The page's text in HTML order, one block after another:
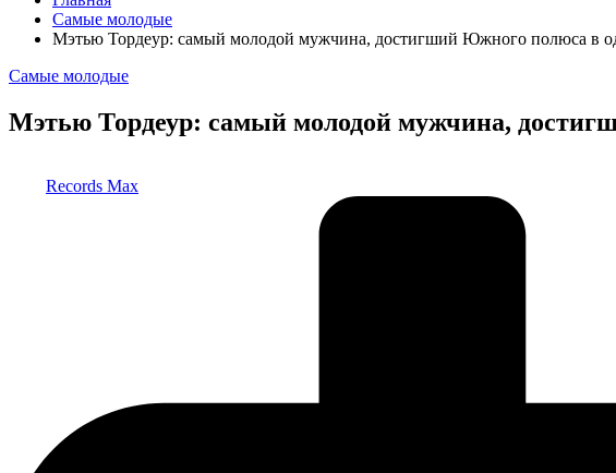
Самые молодые
Мэтью Тордеур: самый молодой мужчина, достигший Южного полюса в
Опубликовано
Самые молодые
Мэтью Тордеур: самый молодой мужчина,
Records Max